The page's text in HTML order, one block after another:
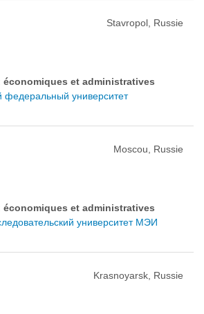
Stavropol, Russie
économiques et administratives
федеральный университет
Moscou, Russie
économiques et administratives
университет МЭИ
Krasnoyarsk, Russie